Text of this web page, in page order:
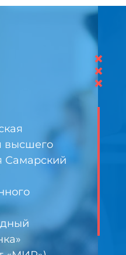
высшего
Самарский
×
×
×